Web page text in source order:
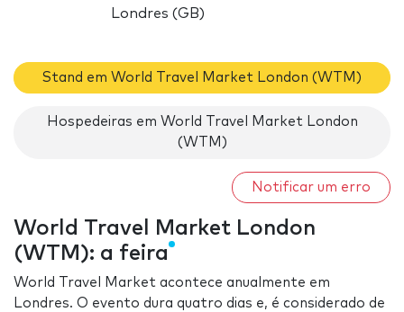
Londres (GB)
Stand em World Travel Market London (WTM)
Hospedeiras em World Travel Market London
(WTM)
Notificar um erro
World Travel Market London
(WTM): a feira
World Travel Market acontece anualmente em
Londres. O evento dura quatro dias e, é considerado de